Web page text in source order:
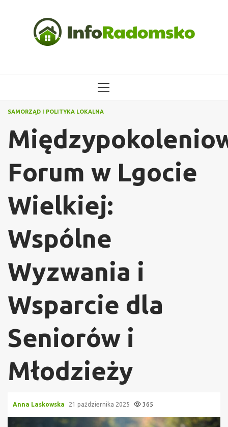
MENU
SAMORZĄD I POLITYKA LOKALNA
Forum w Lgocie
Wielkiej:
Wspólne
Wyzwania i
Wsparcie dla
Seniorów i
Młodzieży
Anna Laskowska 21 października 2025 365